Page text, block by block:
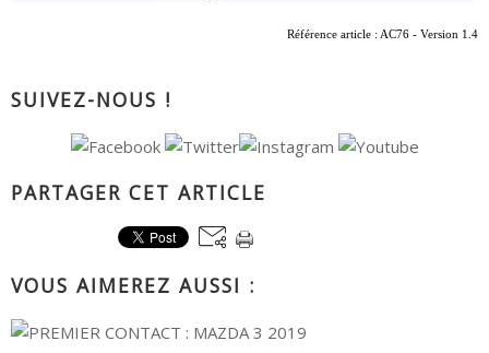
Référence article : AC76 - Version 1.4
SUIVEZ-NOUS !
PARTAGER CET ARTICLE
VOUS AIMEREZ AUSSI :